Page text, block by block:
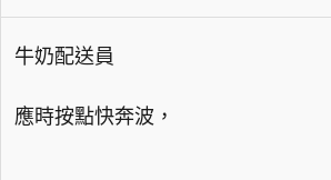
牛奶配送員
應時按點快奔波，